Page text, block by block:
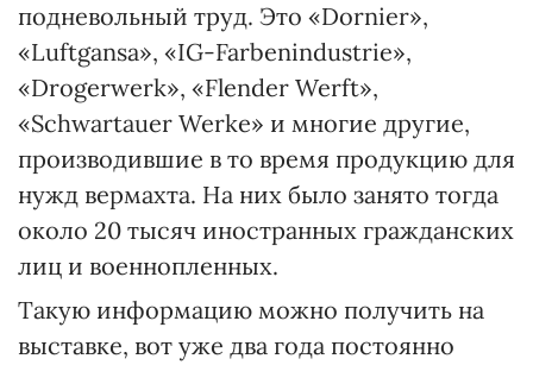
подневольный труд. Это «Dornier»,
«Luftgansa», «IG-Farbenindustrie»,
«Drоgerwerk», «Flender Werft»,
«Schwartauer Werke» и многие другие,
производившие в то время продукцию для
нужд вермахта. На них было занято тогда
около 20 тысяч иностранных гражданских
лиц и военнопленных.
Такую информацию можно получить на
выставке, вот уже два года постоянно